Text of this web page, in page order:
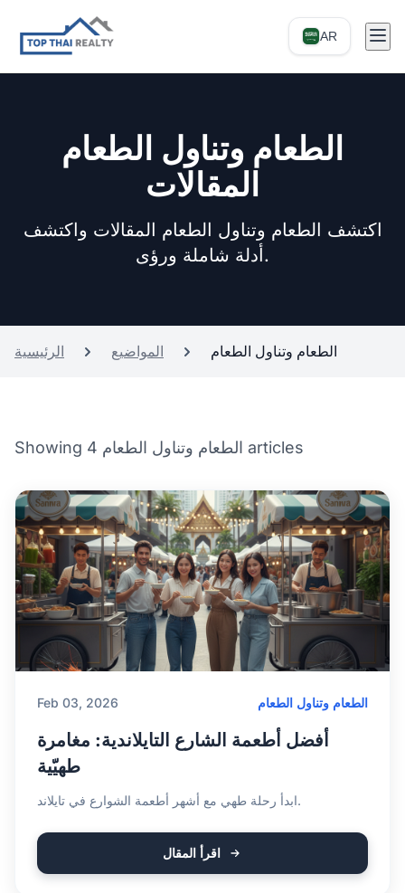
AR
الطعام وتناول الطعام
المقالات
اكتشف الطعام وتناول الطعام المقالات واكتشف
أدلة شاملة ورؤى.
الرئيسية المواضيع الطعام وتناول الطعام
Showing 4 الطعام وتناول الطعام articles
Feb 03, 2026 الطعام وتناول الطعام
أفضل أطعمة الشارع التايلاندية: مغامرة
طهيّية
ابدأ رحلة طهي مع أشهر أطعمة الشوارع في تايلاند.
اقرأ المقال